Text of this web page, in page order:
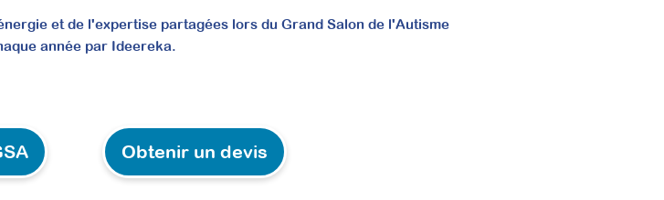
et de l'expertise partagées lors du Grand Salon de l'Autisme
année par Ideereka.
Obtenir un devis